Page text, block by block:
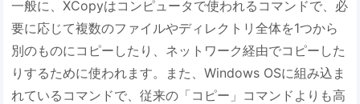
一般に、XCopyはコンピュータで使われるコマンドで、必
要に応じて複数のファイルやディレクトリ全体を1つから
別のものにコピーしたり、ネットワーク経由でコピーした
りするために使われます。また、Windows OSに組み込ま
れているコマンドで、従来の「コピー」コマンドよりも高